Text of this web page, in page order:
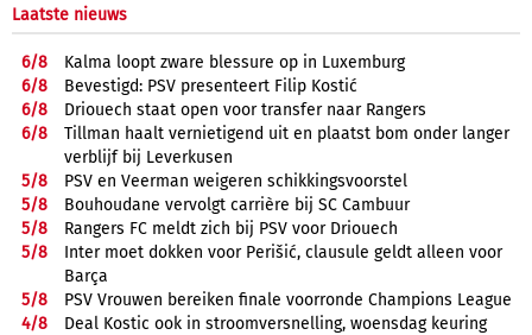
Laatste nieuws
6/8
Kalma loopt zware blessure op in Luxemburg
6/8
Bevestigd: PSV presenteert Filip Kostić
6/8
Driouech staat open voor transfer naar Rangers
6/8
Tillman haalt vernietigend uit en plaatst bom onder langer
verblijf bij Leverkusen
5/8
PSV en Veerman weigeren schikkingsvoorstel
5/8
Bouhoudane vervolgt carrière bij SC Cambuur
5/8
Rangers FC meldt zich bij PSV voor Driouech
5/8
Inter moet dokken voor Perišić, clausule geldt alleen voor
Barça
5/8
PSV Vrouwen bereiken finale voorronde Champions League
4/8
Deal Kostic ook in stroomversnelling, woensdag keuring